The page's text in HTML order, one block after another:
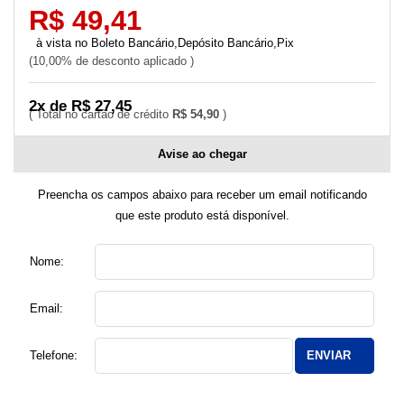
R$ 54,90
2x de R$ 27,45
R$ 49,41
10,00% de desconto aplicado
Boleto Bancário,Depósito Bancário,Pix
Avise ao chegar
Preencha os campos abaixo para receber um email notificando
que este produto está disponível.
Nome:
Email:
Telefone: ENVIAR